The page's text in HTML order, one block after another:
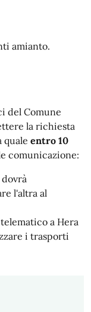
amianto.
del Comune
la richiesta
quale entro 10
comunicazione:
l'altra al
a Hera
i trasporti